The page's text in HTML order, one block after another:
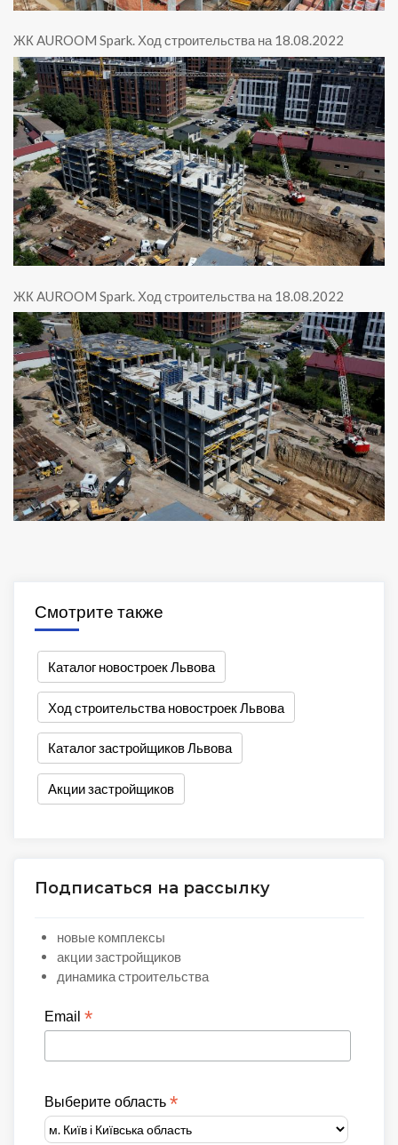
ЖК AUROOM Spark. Ход строительства на 18.08.2022
ЖК AUROOM Spark Ход строительства на 18.08.2022
Смотрите также
Каталог новостроек Львова
Ход строительства новостроек Львова
Каталог застройщиков Львова
Акции застройщиков
Подписаться на рассылку
новые комплексы
акции застройщиков
динамика строительства
Email *
Выберите область *